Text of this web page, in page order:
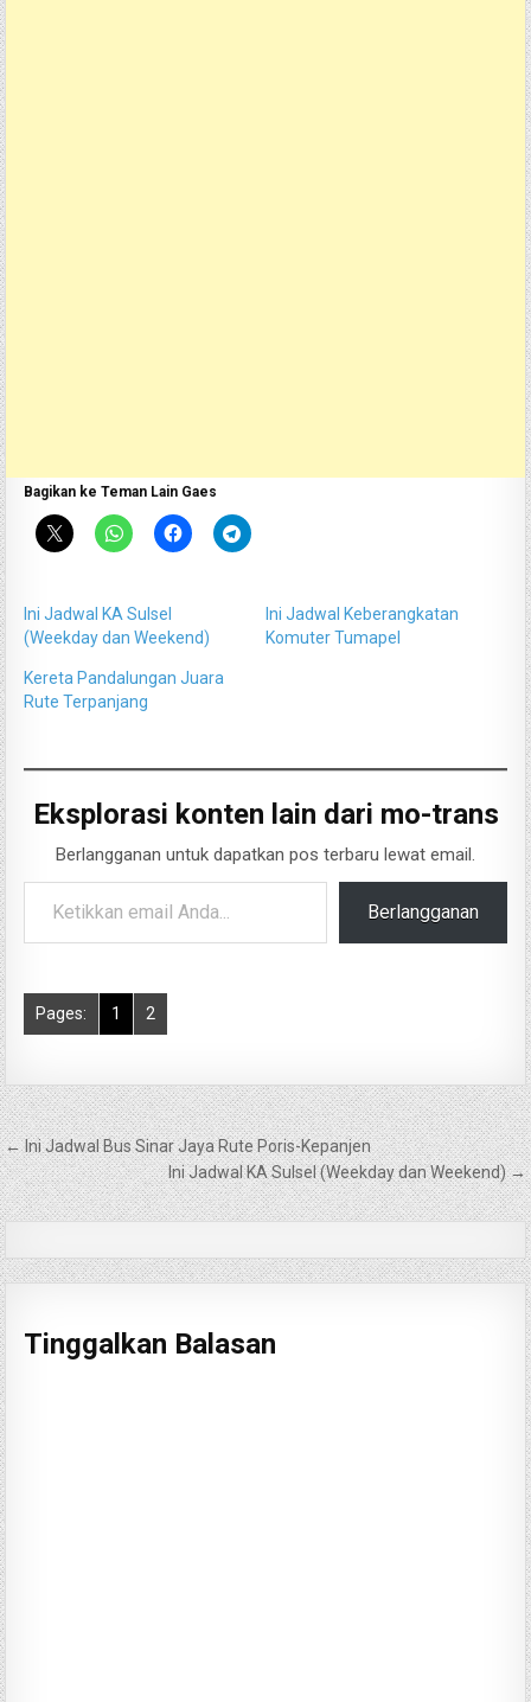
Bagikan ke Teman Lain Gaes
Ini Jadwal KA Sulsel
(Weekday dan Weekend)
Ini Jadwal Keberangkatan
Komuter Tumapel
Kereta Pandalungan Juara
Rute Terpanjang
Eksplorasi konten lain dari mo-trans
Berlangganan untuk dapatkan pos terbaru lewat email.
Ketikkan email Anda...
Berlangganan
Pages: 1 2
Navigasi
pos
← Ini Jadwal Bus Sinar Jaya Rute Poris-Kepanjen
Ini Jadwal KA Sulsel (Weekday dan Weekend) →
Tinggalkan Balasan